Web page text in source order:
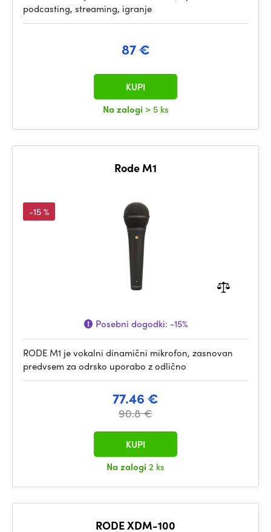
podcasting, streaming, igranje
87 €
Na zalogi > 5 ks
KUPI
Rode M1
-15 %
Posebni dogodki: -15%
RODE M1 je vokalni dinamični mikrofon, zasnovan
predvsem za odrsko uporabo z odlično
77.46 €
90.8 €
Na zalogi 2 ks
KUPI
RODE XDM-100